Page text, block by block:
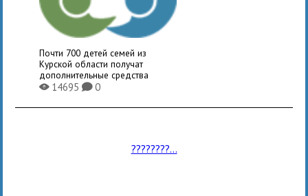
Почти 700 детей семей из
Курской области получат
дополнительные средства
X14695K0
????????...